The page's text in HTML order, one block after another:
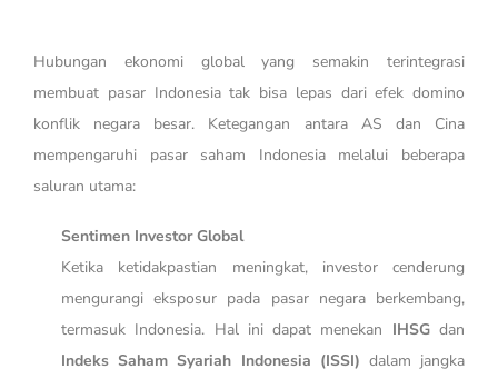
Hubungan ekonomi global yang semakin terintegrasi
membuat pasar Indonesia tak bisa lepas dari efek domino
konflik negara besar. Ketegangan antara AS dan Cina
mempengaruhi pasar saham Indonesia melalui beberapa
saluran utama:
Sentimen Investor Global
Ketika ketidakpastian meningkat, investor cenderung
mengurangi eksposur pada pasar negara berkembang,
termasuk Indonesia. Hal ini dapat menekan IHSGdan
Indeks Saham Syariah Indonesia (ISSI) dalam jangka